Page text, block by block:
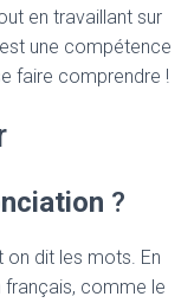
T
N
en travaillant sur
une compétence
faire comprendre !
?
on dit les mots. En
français, comme le